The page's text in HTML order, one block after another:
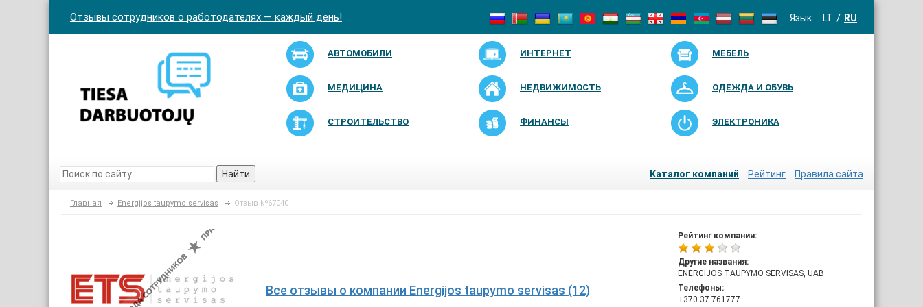
Отзывы сотрудников о работодателях — каждый день! Язык: LT RU
АВТОМОБИЛИ ИНТЕРНЕТ МЕБЕЛЬ
МЕДИЦИНА НЕДВИЖИМОСТЬ ОДЕЖДА И ОБУВЬ
СТРОИТЕЛЬСТВО ФИНАНСЫ ЭЛЕКТРОНИКА
Найти Каталог компаний Рейтинг Правила сайта
Главная Energijos taupymo servisas Отзыв №67040
Все отзывы о компании Energijos taupymo servisas (12)
Рейтинг компании:
Другие названия:
ENERGIJOS TAUPYMO SERVISAS, UAB
Телефоны:
+370 37 761777